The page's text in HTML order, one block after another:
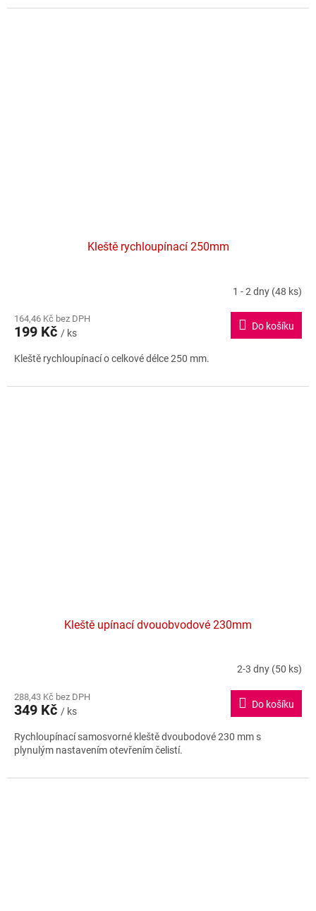
Kleště rychloupínací 250mm
produktu
je
z
hvězdiček.
1 - 2 dny (48 ks)
164,46 Kč bez DPH
199 Kč / ks
Do košíku
Kleště rychloupínací o celkové délce 250 mm.
Kleště upínací dvouobvodové 230mm
2-3 dny (50 ks)
288,43 Kč bez DPH
349 Kč / ks
Do košíku
Rychloupínací samosvorné kleště dvoubodové 230 mm s
plynulým nastavením otevřením čelistí.